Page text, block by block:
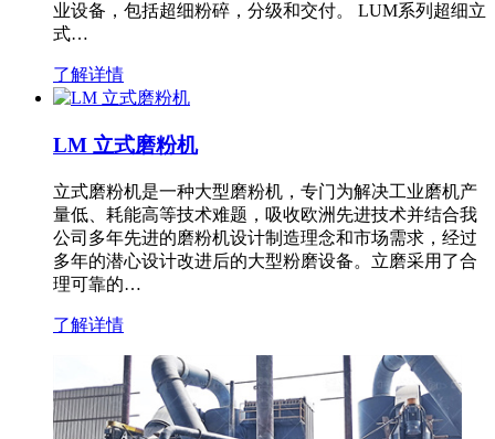
业设备，包括超细粉碎，分级和交付。 LUM系列超细立
式…
了解详情
LM 立式磨粉机
立式磨粉机是一种大型磨粉机，专门为解决工业磨机产
量低、耗能高等技术难题，吸收欧洲先进技术并结合我
公司多年先进的磨粉机设计制造理念和市场需求，经过
多年的潜心设计改进后的大型粉磨设备。立磨采用了合
理可靠的…
了解详情